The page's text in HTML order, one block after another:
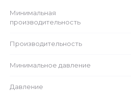
Минимальная
производительность
Производительность
Минимальное давление
Давление